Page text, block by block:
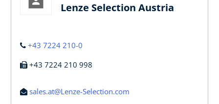
Lenze Selection Austria
+43 7224 210-0
+43 7224 210 998
sales.at@Lenze-Selection.com